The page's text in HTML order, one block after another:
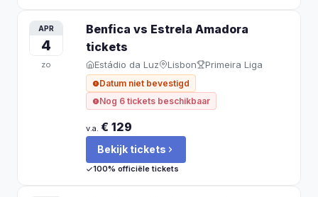
APR
4
zo
Benfica vs Estrela Amadora
tickets
Estádio da Luz Lisbon Primeira Liga
Datum niet bevestigd
Nog 6 tickets beschikbaar
v.a. € 129
Bekijk tickets
100% officiële tickets